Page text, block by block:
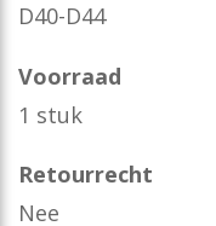
D40-D44
Voorraad
1 stuk
Retourrecht
Nee